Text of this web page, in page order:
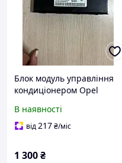
Блок модуль управління
кондиціонером Opel
13585644
В наявності
від217₴/міс
1 300₴